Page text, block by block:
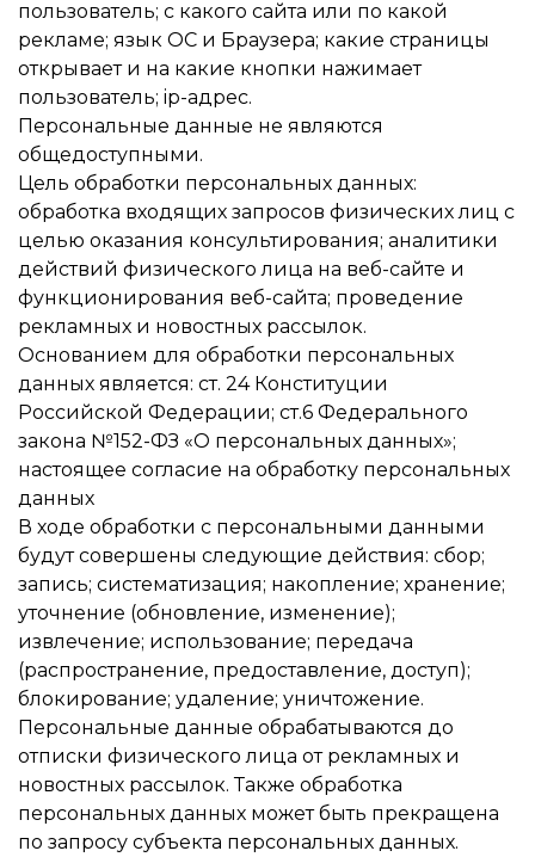
пользователь; с какого сайта или по какой
рекламе; язык ОС и Браузера; какие страницы
открывает и на какие кнопки нажимает
пользователь; ip-адрес.
Персональные данные не являются
общедоступными.
Цель обработки персональных данных:
обработка входящих запросов физических лиц с
целью оказания консультирования; аналитики
действий физического лица на веб-сайте и
функционирования веб-сайта; проведение
рекламных и новостных рассылок.
Основанием для обработки персональных
данных является: ст. 24 Конституции
Российской Федерации; ст.6 Федерального
закона №152-ФЗ «О персональных данных»;
настоящее согласие на обработку персональных
данных
В ходе обработки с персональными данными
будут совершены следующие действия: сбор;
запись; систематизация; накопление; хранение;
уточнение (обновление, изменение);
извлечение; использование; передача
(распространение, предоставление, доступ);
блокирование; удаление; уничтожение.
Персональные данные обрабатываются до
отписки физического лица от рекламных и
новостных рассылок. Также обработка
персональных данных может быть прекращена
по запросу субъекта персональных данных.